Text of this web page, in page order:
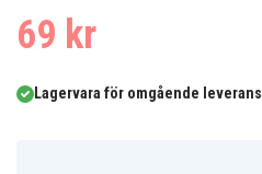
69 kr
Lagervara för omgående leverans